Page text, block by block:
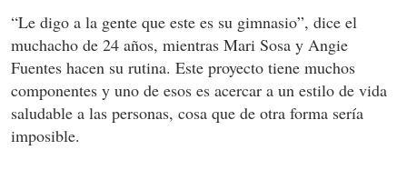
“Le digo a la gente que este es su gimnasio”, dice el
muchacho de 24 años, mientras Mari Sosa y Angie
Fuentes hacen su rutina. Este proyecto tiene muchos
componentes y uno de esos es acercar a un estilo de vida
saludable a las personas, cosa que de otra forma sería
imposible.